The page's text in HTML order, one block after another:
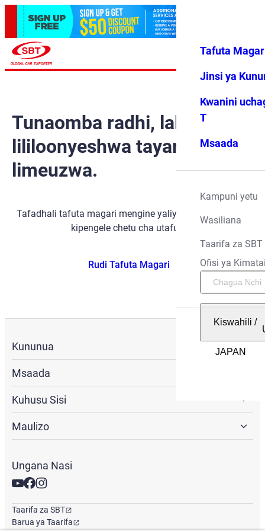
Vipendwa
Menyu
Tafuta
Jinsi ya
Kwanini
T
Msaada
Kampuni yetu
Wasiliana
Taarifa za SBT
Ofisi ya
Kiswahili /
Tunaomba radhi, lakini gari
lililoonyeshwa tayari
limeuzwa.
Tafadhali tafuta magari mengine yaliyopo kwa kutumia
kipengele chetu cha utafutaji.
Rudi Tafuta Magari
Kununua
Msaada
Kuhusu Sisi
Maulizo
Ungana Nasi
Taarifa za SBT
Barua ya Taarifa